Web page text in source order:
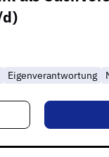
Eigenverantwortung